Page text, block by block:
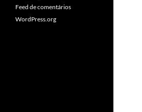
Feed de comentários
WordPress.org